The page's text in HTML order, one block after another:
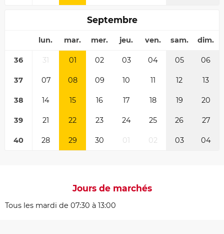
Septembre
lun. mar. mer. jeu. ven. sam. dim.
36 31 01 02 03 04 05 06
37 07 08 09 10 11 12 13
38 14 15 16 17 18 19 20
39 21 22 23 24 25 26 27
40 28 29 30 01 02 03 04
Jours de marchés
Tous les mardi de 07:30 à 13:00